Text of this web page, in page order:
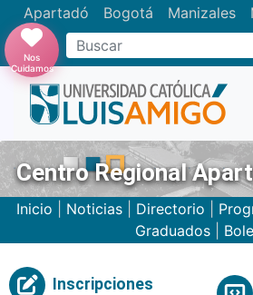
Apartadó Bogotá Manizales
Nos
Cuidamos
Centro Regional
Inicio Noticias| Directorio
Graduados
Inscripciones